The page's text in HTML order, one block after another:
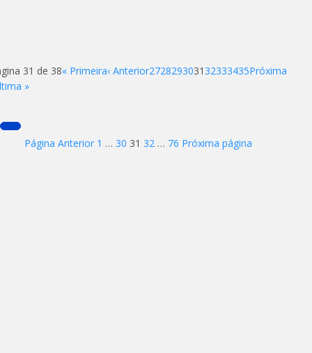
31 de 38« Primeira‹ Anterior272829303132333435Próxima
»
Paginação
Página Anterior Page
1 … Page
30 Page
31 Page
32 … Page
76 Próxima página